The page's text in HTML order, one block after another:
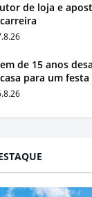
de loja e
de 15 anos
para um